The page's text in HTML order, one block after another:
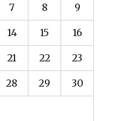
7 8 9
14 15 16
21 22 23
28 29 30